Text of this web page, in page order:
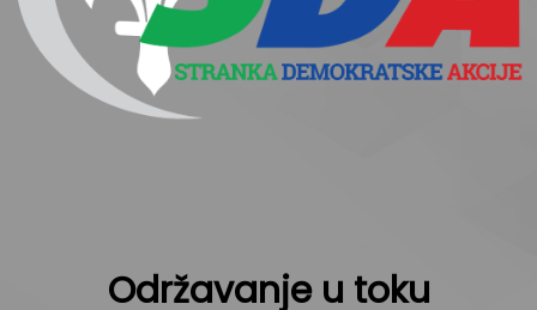
Održavanje u toku